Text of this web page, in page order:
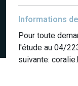
Informations
Pour toute
l'étude au 04/
suivante: